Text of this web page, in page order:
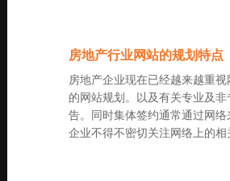
房地产行业网站的规划特点
房地产企业现在已经越来越重视
的网站规划。以及有关专业及
告。同时集体签约通常通过网
企业不得不密切关注网络上的相